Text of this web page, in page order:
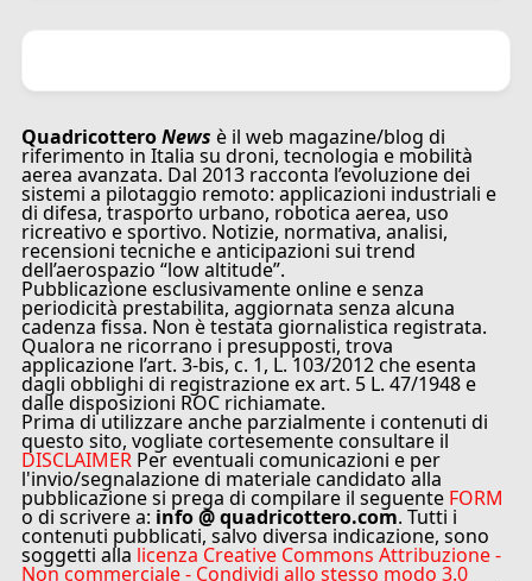
QuadricotteroNews è il web magazine/blog di
riferimento in Italia su droni, tecnologia e mobilità
aerea avanzata. Dal 2013 racconta l’evoluzione dei
sistemi a pilotaggio remoto: applicazioni industriali e
di difesa, trasporto urbano, robotica aerea, uso
ricreativo e sportivo. Notizie, normativa, analisi,
recensioni tecniche e anticipazioni sui trend
dell’aerospazio “low altitude”.
Pubblicazione esclusivamente online e senza
periodicità prestabilita, aggiornata senza alcuna
cadenza fissa. Non è testata giornalistica registrata.
Qualora ne ricorrano i presupposti, trova
applicazione l’art. 3-bis, c. 1, L. 103/2012 che esenta
dagli obblighi di registrazione ex art. 5 L. 47/1948 e
dalle disposizioni ROC richiamate.
Prima di utilizzare anche parzialmente i contenuti di
questo sito, vogliate cortesemente consultare il
DISCLAIMER Per eventuali comunicazioni e per
l'invio/segnalazione di materiale candidato alla
pubblicazione si prega di compilare il seguente FORM
o di scrivere a: info @ quadricottero.com. Tutti i
contenuti pubblicati, salvo diversa indicazione, sono
soggetti alla licenza Creative Commons Attribuzione -
Non commerciale - Condividi allo stesso modo 3.0